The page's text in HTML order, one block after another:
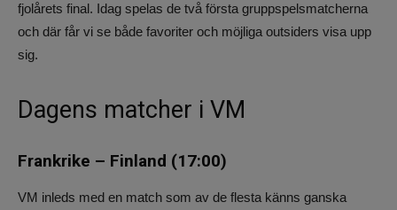
fjolårets final. Idag spelas de två första gruppspelsmatcherna
och där får vi se både favoriter och möjliga outsiders visa upp
sig.
Dagens matcher i VM
Frankrike – Finland (17:00)
VM inleds med en match som av de flesta känns ganska